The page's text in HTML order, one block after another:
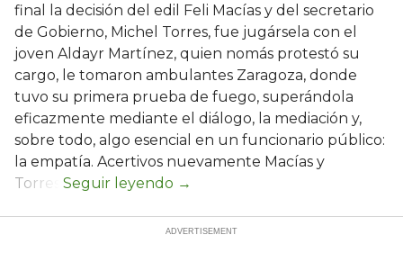
final la decisión del edil Feli Macías y del secretario
de Gobierno, Michel Torres, fue jugársela con el
joven Aldayr Martínez, quien nomás protestó su
cargo, le tomaron ambulantes Zaragoza, donde
tuvo su primera prueba de fuego, superándola
eficazmente mediante el diálogo, la mediación y,
sobre todo, algo esencial en un funcionario público:
la empatía. Acertivos nuevamente Macías y
Torres.